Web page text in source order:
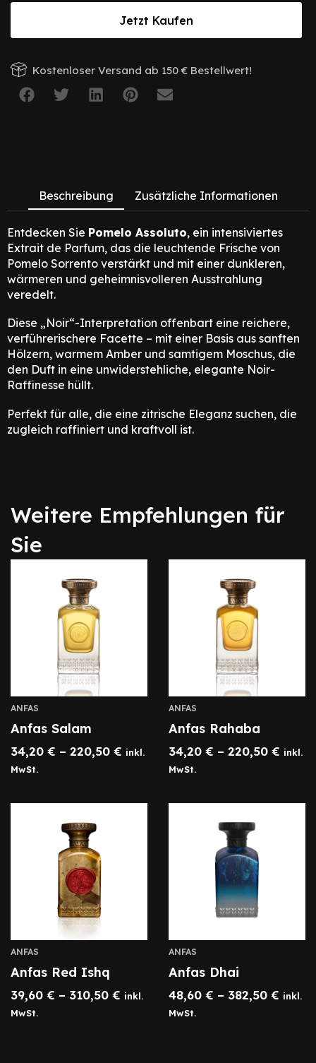
Jetzt Kaufen
Kostenloser Versand ab 150 € Bestellwert!
Beschreibung Zusätzliche Informationen
Entdecken Sie Pomelo Assoluto, ein intensiviertes
Extrait de Parfum, das die leuchtende Frische von
Pomelo Sorrento verstärkt und mit einer dunkleren,
wärmeren und geheimnisvolleren Ausstrahlung
veredelt.
Diese „Noir“-Interpretation offenbart eine reichere,
verführerischere Facette – mit einer Basis aus sanften
Hölzern, warmem Amber und samtigem Moschus, die
den Duft in eine unwiderstehliche, elegante Noir-
Raffinesse hüllt.
Perfekt für alle, die eine zitrische Eleganz suchen, die
zugleich raffiniert und kraftvoll ist.
Weitere Empfehlungen für
Sie
ANFAS
Anfas Salam
34,20 € – 220,50 € inkl.
MwSt.
ANFAS
Anfas Rahaba
34,20 € – 220,50 € inkl.
MwSt.
ANFAS
Anfas Red Ishq
39,60 € – 310,50 € inkl.
MwSt.
ANFAS
Anfas Dhai
48,60 € – 382,50 € inkl.
MwSt.